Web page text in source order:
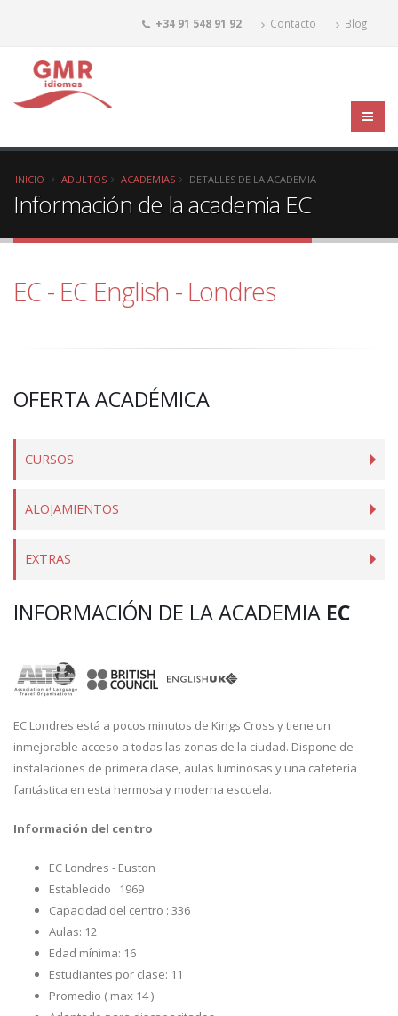
+34 91 548 91 92 Contacto Blog
INICIO ADULTOS ACADEMIAS DETALLES DE LA ACADEMIA
Información de la academia EC
EC - EC English - Londres
OFERTA ACADÉMICA
CURSOS
ALOJAMIENTOS
EXTRAS
INFORMACIÓN DE LA ACADEMIA EC
EC Londres está a pocos minutos de Kings Cross y tiene un
inmejorable acceso a todas las zonas de la ciudad. Dispone de
instalaciones de primera clase, aulas luminosas y una cafetería
fantástica en esta hermosa y moderna escuela.
Información del centro
EC Londres - Euston
Establecido : 1969
Capacidad del centro : 336
Aulas: 12
Edad mínima: 16
Estudiantes por clase: 11
Promedio ( max 14 )